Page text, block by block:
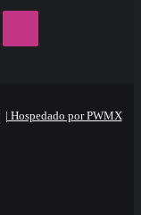
| Hospedado por PWMX